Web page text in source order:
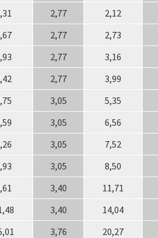
2,77 2,12
2,77 2,73
2,77 3,16
2,77 3,99
3,05 5,35
3,05 6,56
3,05 7,52
3,05 8,50
3,40 11,71
3,40 14,04
3,76 20,27